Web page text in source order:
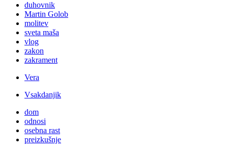
duhovnik
Martin Golob
molitev
sveta maša
vlog
zakon
zakrament
Vera
Vsakdanjik
dom
odnosi
osebna rast
preizkušnje